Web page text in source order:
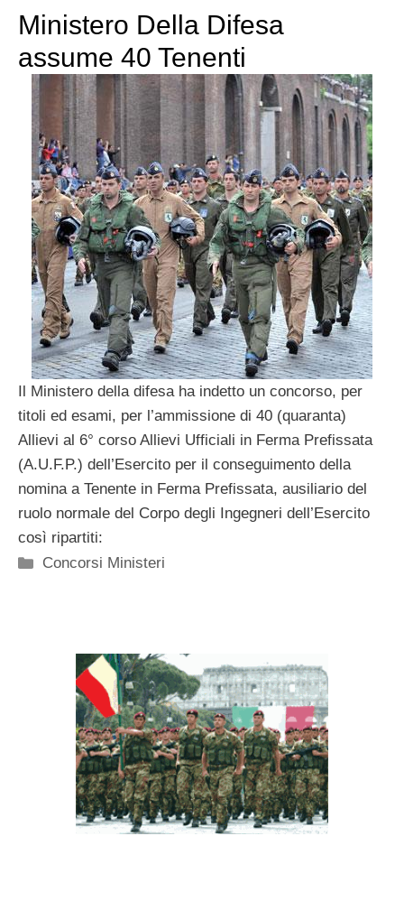
Ministero Della Difesa
assume 40 Tenenti
Il Ministero della difesa ha indetto un concorso, per
titoli ed esami, per l’ammissione di 40 (quaranta)
Allievi al 6° corso Allievi Ufficiali in Ferma Prefissata
(A.U.F.P.) dell’Esercito per il conseguimento della
nomina a Tenente in Ferma Prefissata, ausiliario del
ruolo normale del Corpo degli Ingegneri dell’Esercito
così ripartiti:
Categorie
Concorsi Ministeri